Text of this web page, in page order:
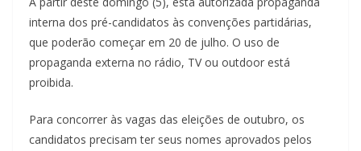
interna dos pré-candidatos às convenções partidárias,
que poderão começar em 20 de julho. O uso de
propaganda externa no rádio, TV ou outdoor está
proibida.
Para concorrer às vagas das eleições de outubro, os
candidatos precisam ter seus nomes aprovados pelos